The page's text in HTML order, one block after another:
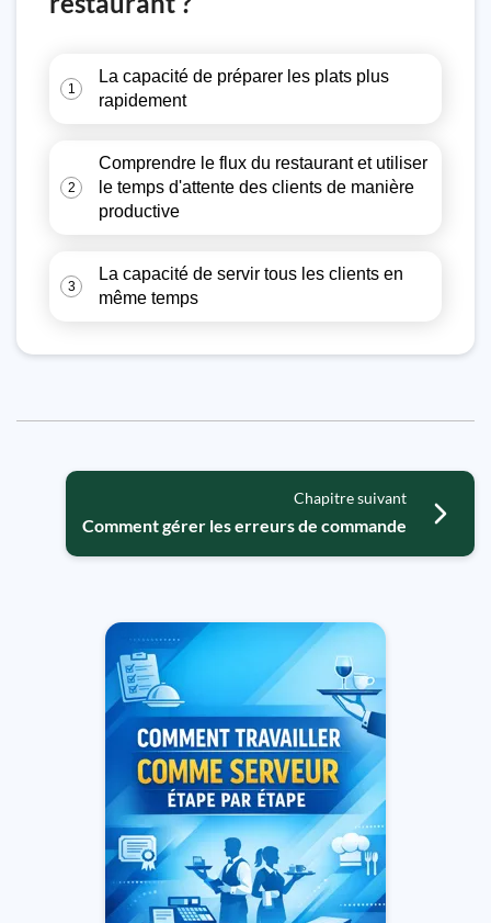
1
La capacité de préparer les plats plus
rapidement
2
Comprendre le flux du restaurant et utiliser
le temps d'attente des clients de manière
productive
3
La capacité de servir tous les clients en
même temps
Chapitre suivant
Comment gérer les erreurs de commande